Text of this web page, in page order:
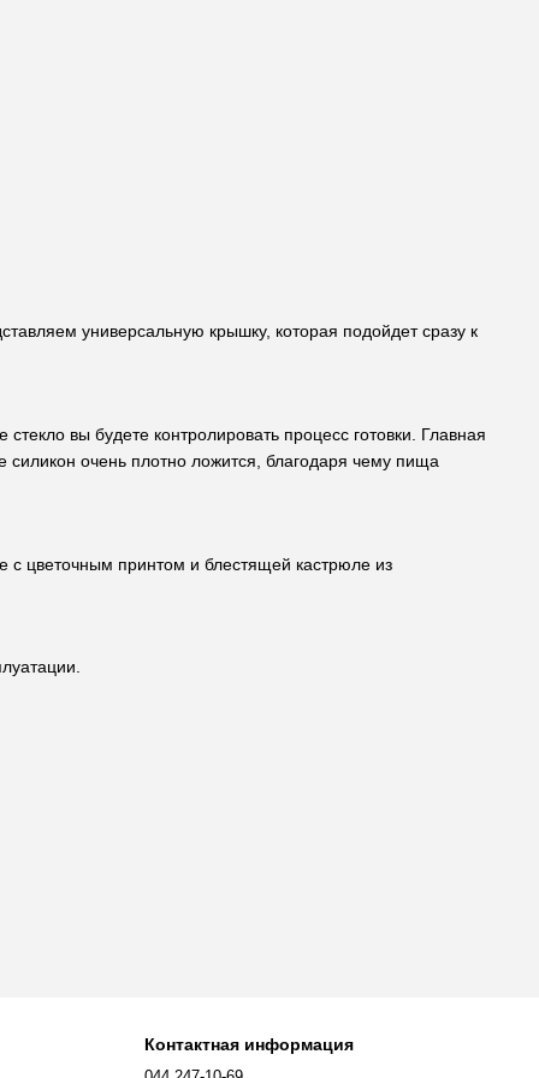
универсальную крышку, которая подойдет сразу к
вы будете контролировать процесс готовки. Главная
очень плотно ложится, благодаря чему пища
с цветочным принтом и блестящей кастрюле из
Контактная информация